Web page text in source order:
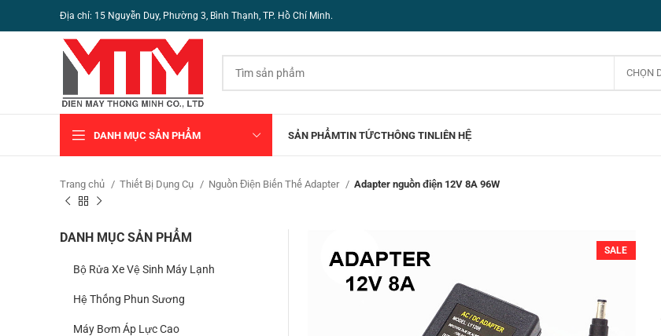
Địa chỉ: 15 Nguyễn Duy, Phường 3, Bình Thạnh, TP. Hồ Chí Minh.
CHỌN
DANH MỤC SẢN PHẨM SẢN PHẨMTIN TỨCTHÔNG TINLIÊN HỆ
Trang chủ Thiết Bị Dụng Cụ Nguồn Điện Biến Thế Adapter Adapter nguồn điện 12V 8A 96W
SALE
DANH MỤC SẢN PHẨM
Bộ Rửa Xe Vệ Sinh Máy Lạnh
Hệ Thống Phun Sương
Máy Bơm Áp Lực Cao